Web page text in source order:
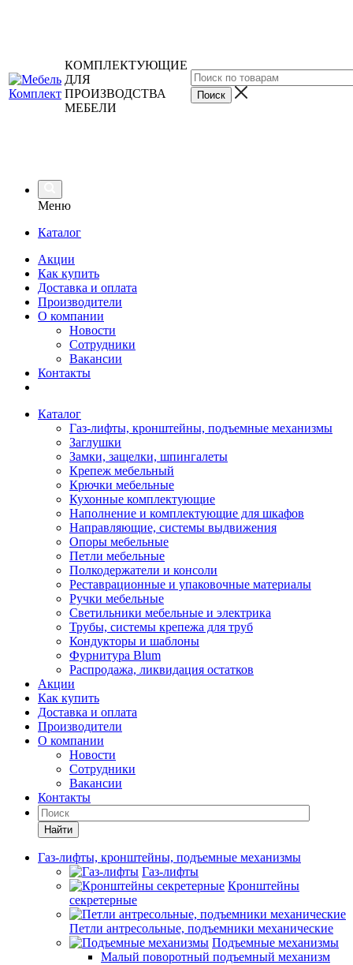
КОМПЛЕКТУЮЩИЕ
ДЛЯ
ПРОИЗВОДСТВА
МЕБЕЛИ
Меню
Каталог
Акции
Как купить
Доставка и оплата
Производители
О компании
Новости
Сотрудники
Вакансии
Контакты
Каталог
Газ-лифты, кронштейны, подъемные механизмы
Заглушки
Замки, защелки, шпингалеты
Крепеж мебельный
Крючки мебельные
Кухонные комплектующие
Наполнение и комплектующие для шкафов
Направляющие, системы выдвижения
Опоры мебельные
Петли мебельные
Полкодержатели и консоли
Реставрационные и упаковочные материалы
Ручки мебельные
Светильники мебельные и электрика
Трубы, системы крепежа для труб
Кондукторы и шаблоны
Фурнитура Blum
Распродажа, ликвидация остатков
Акции
Как купить
Доставка и оплата
Производители
О компании
Новости
Сотрудники
Вакансии
Контакты
Найти
Газ-лифты, кронштейны, подъемные механизмы
Газ-лифты
Кронштейны
секретерные
Петли антресольные, подъемники механические
Подъемные механизмы
Малый поворотный подъемный механизм